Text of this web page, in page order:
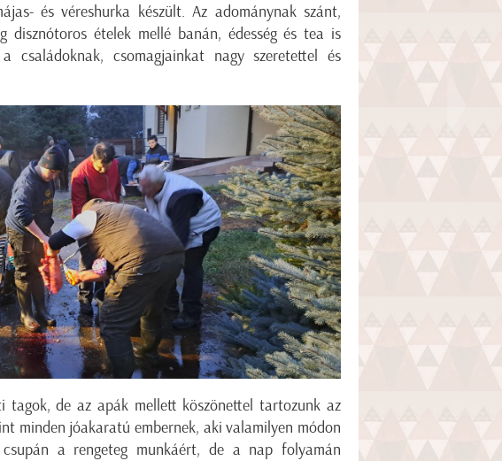
és véreshurka készült. Az adománynak szánt,
disznótoros ételek mellé banán, édesség és tea is
csomagjainkat nagy szeretettel és
tagok, de az apák mellett köszönettel tartozunk az
minden jóakaratú embernek, aki valamilyen módon
a rengeteg munkáért, de a nap folyamán